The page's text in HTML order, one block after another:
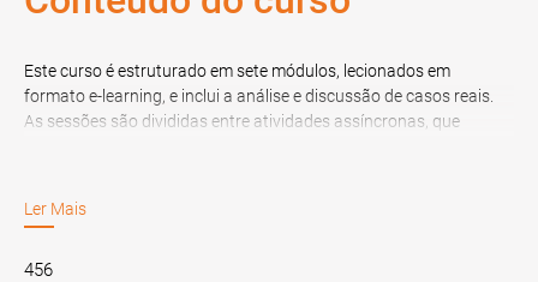
Este curso é estruturado em sete módulos, lecionados em
formato e-learning, e inclui a análise e discussão de casos reais.
As sessões são divididas entre atividades assíncronas, que
Ler Mais
456